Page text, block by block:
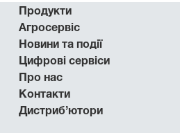
Продукти
Агросервіс
Новини та події
Цифрові сервіси
Про нас
Контакти
Дистриб’ютори